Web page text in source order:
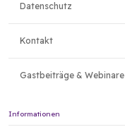
Datenschutz
Kontakt
Gastbeiträge & Webinare
Informationen